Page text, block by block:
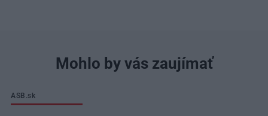
Mohlo by vás zaujímať
ASB.sk